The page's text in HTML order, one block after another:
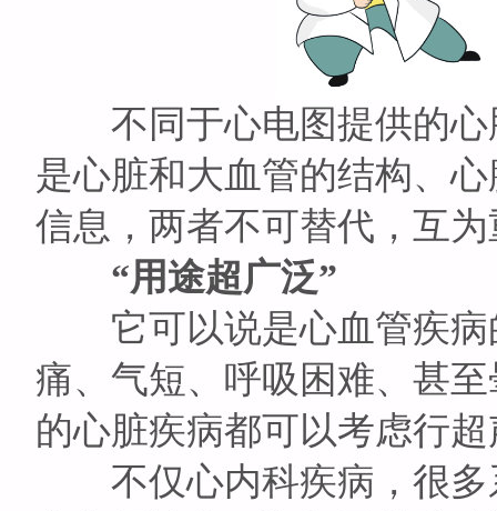
不同于心电图提供的心
是心脏和大血管的结构、
信息，两者不可替代，互
“用途超广泛”
它可以说是心血管疾病
痛、气短、呼吸困难、甚
的心脏疾病都可以考虑行
不仅心内科疾病，很多